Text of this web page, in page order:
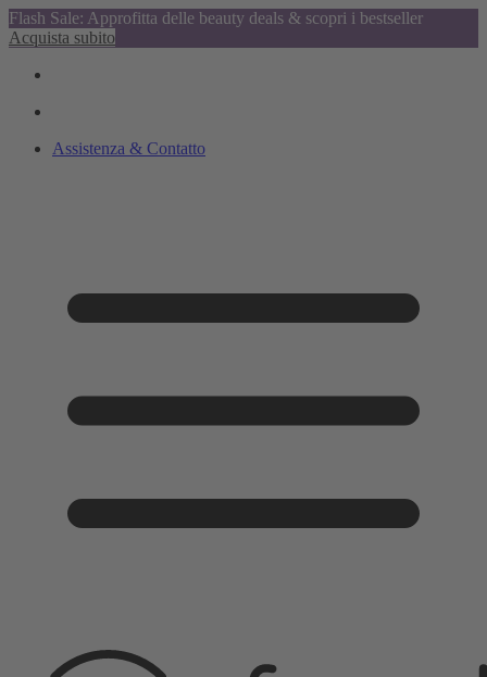
Flash Sale: Approfitta delle beauty deals & scopri i bestseller
Acquista subito
Assistenza & Contatto